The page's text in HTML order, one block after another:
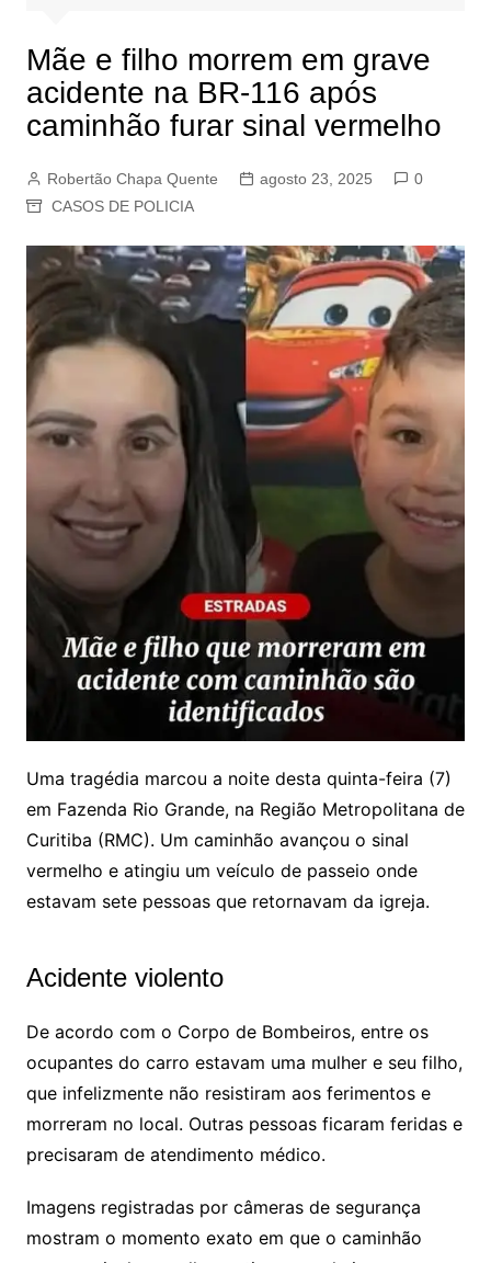
Mãe e filho morrem em grave
acidente na BR-116 após
caminhão furar sinal vermelho
Robertão Chapa Quente agosto 23, 2025
0
CASOS DE POLICIA
Uma tragédia marcou a noite desta quinta-feira (7)
em Fazenda Rio Grande, na Região Metropolitana de
Curitiba (RMC). Um caminhão avançou o sinal
vermelho e atingiu um veículo de passeio onde
estavam sete pessoas que retornavam da igreja.
Acidente violento
De acordo com o Corpo de Bombeiros, entre os
ocupantes do carro estavam uma mulher e seu filho,
que infelizmente não resistiram aos ferimentos e
morreram no local. Outras pessoas ficaram feridas e
precisaram de atendimento médico.
Imagens registradas por câmeras de segurança
mostram o momento exato em que o caminhão